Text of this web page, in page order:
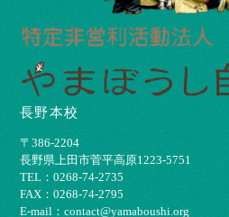
長野本校
〒386-2204
⻑野県上⽥市菅平⾼原1223-5751
TEL：0268-74-2735
FAX：0268-74-2795
E-mail：contact@yamaboushi.org